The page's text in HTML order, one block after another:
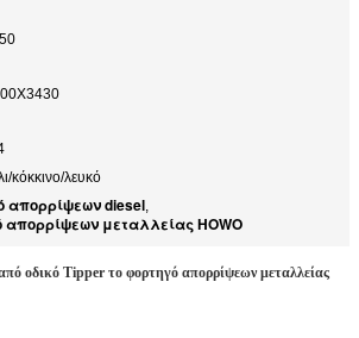
κόκκινο/λευκό
απορρίψεων diesel,
απορρίψεων μεταλλείας HOWO
οδικό Tipper το φορτηγό απορρίψεων μεταλλείας